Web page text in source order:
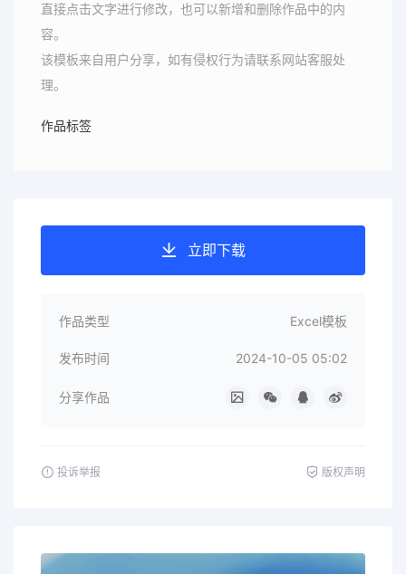
直接点击文字进行修改，也可以新增和删除作品中的内
容。
该模板来自用户分享，如有侵权行为请联系网站客服处
理。
作品标签
立即下载
作品类型 Excel模板
发布时间 2024-10-05 05:02
分享作品
投诉举报 版权声明